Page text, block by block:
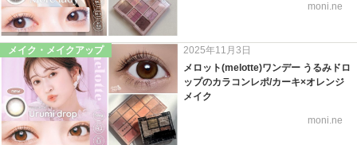
moni.ne
メイク・メイクアップ
2025年11月3日
メロット(melotte)ワンデー うるみドロ
ップのカラコンレポ/カーキ×オレンジ
メイク
moni.ne